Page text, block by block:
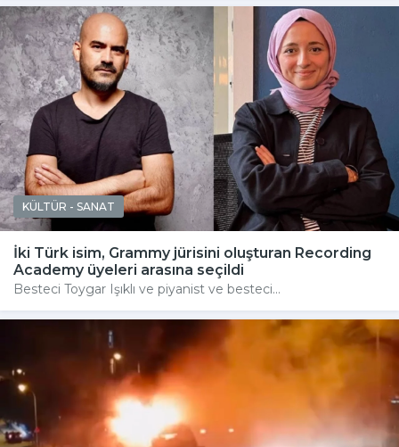
KÜLTÜR - SANAT
İki Türk isim, Grammy jürisini oluşturan Recording
Academy üyeleri arasına seçildi
Besteci Toygar Işıklı ve piyanist ve besteci...